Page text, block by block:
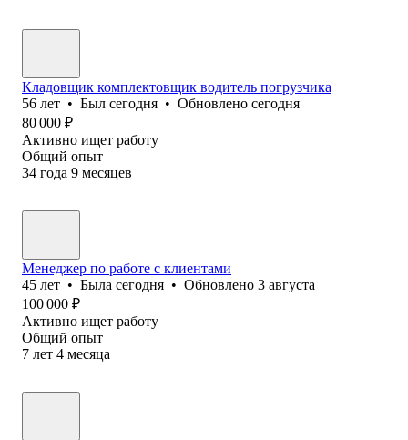
Кладовщик комплектовщик водитель погрузчика
56 лет • Был сегодня • Обновлено сегодня
80 000 ₽
Активно ищет работу
Общий опыт
34 года 9 месяцев
Менеджер по работе с клиентами
45 лет • Была сегодня • Обновлено 3 августа
100 000 ₽
Активно ищет работу
Общий опыт
7 лет 4 месяца